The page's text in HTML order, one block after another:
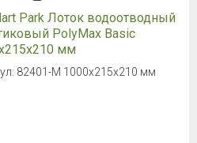
Park Лоток водоотводный
PolyMax Basic
мм
82401-М 1000х215х210 мм